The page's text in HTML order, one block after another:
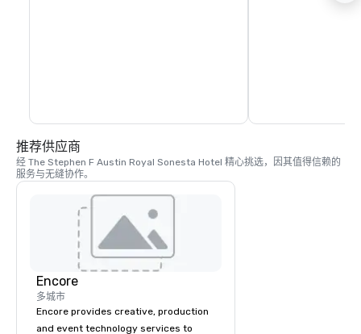
推荐供应商
经 The Stephen F Austin Royal Sonesta Hotel 精心挑选，因其值得信赖的
服务与无缝协作。
Encore
多城市
Encore provides creative, production
and event technology services to